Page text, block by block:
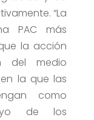
“La
PAC más
la acción
del medio
la que las
como
de los